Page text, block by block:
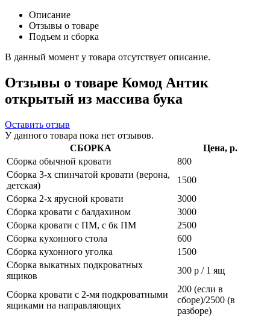
Описание
Отзывы о товаре
Подъем и сборка
В данный момент у товара отсутствует описание.
Отзывы о товаре Комод Антик
открытый из массива бука
Оставить отзыв
У данного товара пока нет отзывов.
СБОРКА
Цена, р.
Сборка обычной кровати
800
Сборка 3-х спинчатой кровати (верона,
детская)
1500
Сборка 2-х ярусной кровати
3000
Сборка кровати с балдахином
3000
Сборка кровати с ПМ, с бк ПМ
2500
Сборка кухонного стола
600
Сборка кухонного уголка
1500
Сборка выкатных подкроватных
ящиков
300 р / 1 ящ
Сборка кровати с 2-мя подкроватными
ящиками на направляющих
200 (если в
сборе)/2500 (в
разборе)